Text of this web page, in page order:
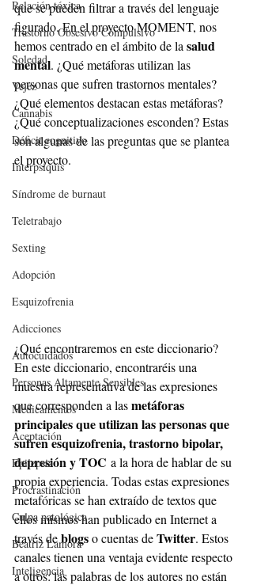
Relación tóxica
Trastorno Obsesivo Compulsivo
Soledad
Vejez
Cannabis
Déficit cognitivo
Interpsiquis
Síndrome de burnaut
Teletrabajo
Sexting
Adopción
Esquizofrenia
Adicciones
Autocuidados
Personas Altamente Sensibles
Medicamentos
Aceptación
Epilepsia
Procrastinación
Culpa patológica
Beatriz Lamora
Inteligencia
que se pueden filtrar a través del lenguaje
figurado. En el proyecto MOMENT, nos
hemos centrado en el ámbito de la salud
mental. ¿Qué metáforas utilizan las
personas que sufren trastornos mentales?
¿Qué elementos destacan estas metáforas?
¿Qué conceptualizaciones esconden? Estas
son algunas de las preguntas que se plantea
el proyecto.
¿Qué encontraremos en este diccionario?
En este diccionario, encontraréis una
muestra representativa de las expresiones
que corresponden a las metáforas
principales que utilizan las personas que
sufren esquizofrenia, trastorno bipolar,
depresión y TOC a la hora de hablar de su
propia experiencia. Todas estas expresiones
metafóricas se han extraído de textos que
ellos mismos han publicado en Internet a
través de blogs o cuentas de Twitter. Estos
canales tienen una ventaja evidente respecto
a otros: las palabras de los autores no están